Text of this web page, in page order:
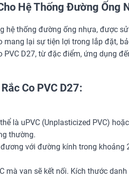
Hệ Thống Đường Ống
hệ thống đường ống nhựa, được
lại sự tiện lợi trong lắp đặt,
D27, từ đặc điểm, ứng dụng
Co PVC D27:
là uPVC (Unplasticized PVC)
thường.
với đường kính trong khoảng
mà van sẽ kết nối. Kích thước